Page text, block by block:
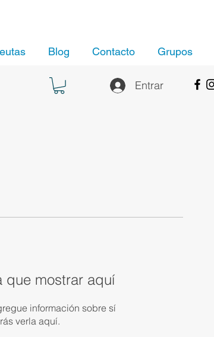
Blog Contacto Grupos
Entrar
que mostrar aquí
información sobre sí
verla aquí.